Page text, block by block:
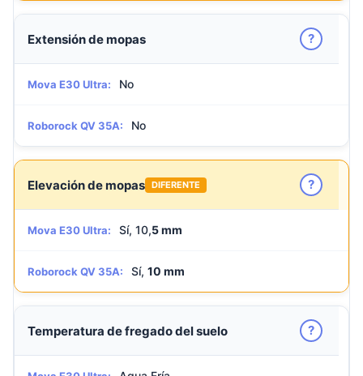
Extensión de mopas ?
Mova E30 Ultra: No
Roborock QV 35A: No
Elevación de mopas DIFERENTE ?
Mova E30 Ultra: Sí, 10,5 mm
Roborock QV 35A: Sí, 10 mm
Temperatura de fregado del suelo ?